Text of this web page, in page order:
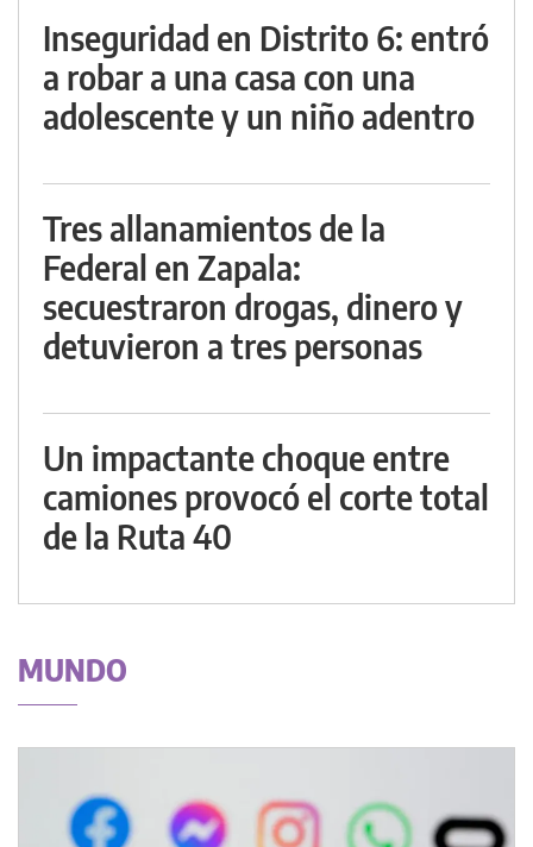
Inseguridad en Distrito 6: entró
a robar a una casa con una
adolescente y un niño adentro
Tres allanamientos de la
Federal en Zapala:
secuestraron drogas, dinero y
detuvieron a tres personas
Un impactante choque entre
camiones provocó el corte total
de la Ruta 40
MUNDO